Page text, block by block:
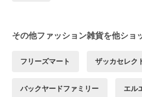
その他ファッション雑貨を他ショ
フリーズマート ザッカセレク
バックヤードファミリー エル